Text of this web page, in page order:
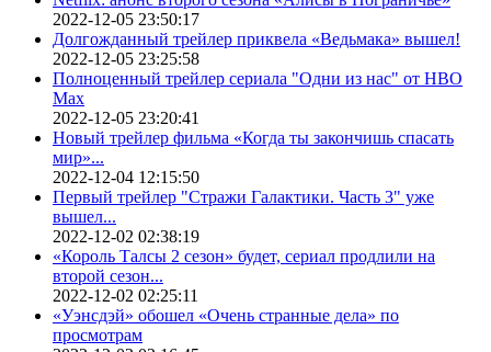
2022-12-05 23:50:17
Долгожданный трейлер приквела «Ведьмака» вышел!
2022-12-05 23:25:58
Полноценный трейлер сериала "Одни из нас" от HBO
Max
2022-12-05 23:20:41
Новый трейлер фильма «Когда ты закончишь спасать
мир»...
2022-12-04 12:15:50
Первый трейлер "Стражи Галактики. Часть 3" уже
вышел...
2022-12-02 02:38:19
«Король Талсы 2 сезон» будет, сериал продлили на
второй сезон...
2022-12-02 02:25:11
«Уэнсдэй» обошел «Очень странные дела» по
просмотрам